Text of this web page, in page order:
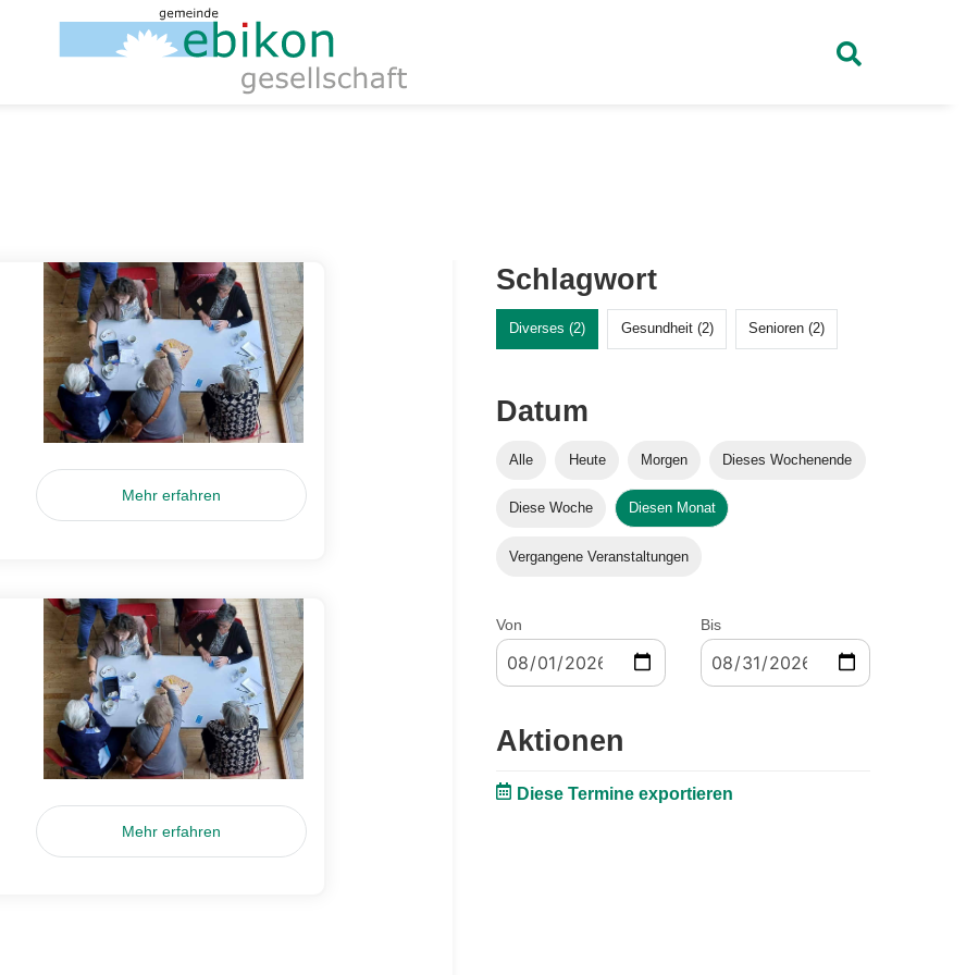
Mehr erfahren
Mehr erfahren
Schlagwort
Diverses (2) Gesundheit (2) Senioren (2)
Datum
Alle Heute Morgen Dieses Wochenende
Diese Woche Diesen Monat
Vergangene Veranstaltungen
Von Bis
Aktionen
Diese Termine exportieren